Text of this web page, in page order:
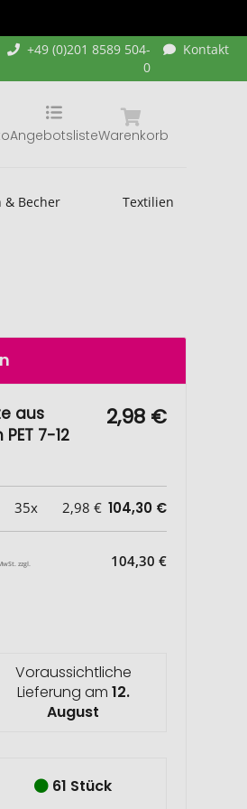
+49 (0)201 8589 504-
0
Kontakt
Warenkorb
Angebotsliste
& Becher Textilien
aus
7-12
2,98 €
35x 2,98 € 104,30 €
zzgl. 104,30 €
Voraussichtliche
Lieferung am 12.
August
61 Stück